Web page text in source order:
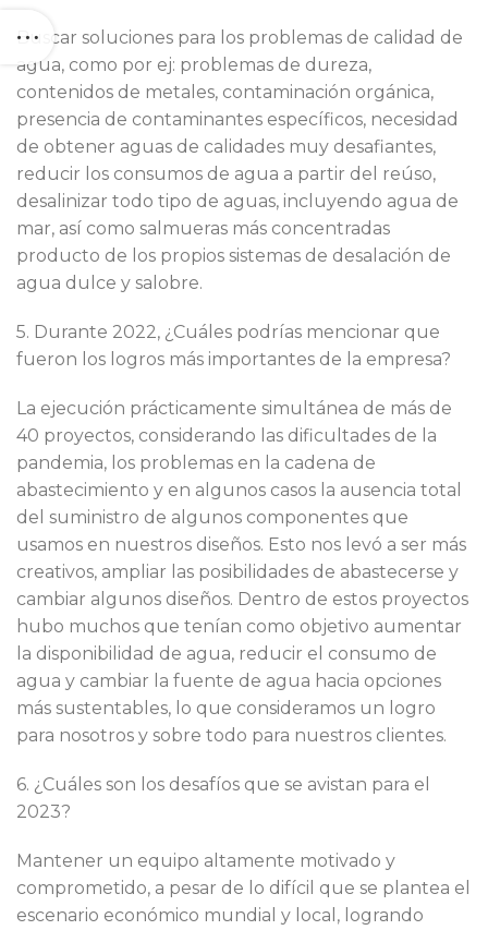
Buscar soluciones para los problemas de calidad de
agua, como por ej: problemas de dureza,
contenidos de metales, contaminación orgánica,
presencia de contaminantes específicos, necesidad
de obtener aguas de calidades muy desafiantes,
reducir los consumos de agua a partir del reúso,
desalinizar todo tipo de aguas, incluyendo agua de
mar, así como salmueras más concentradas
producto de los propios sistemas de desalación de
agua dulce y salobre.
5. Durante 2022, ¿Cuáles podrías mencionar que
fueron los logros más importantes de la empresa?
La ejecución prácticamente simultánea de más de
40 proyectos, considerando las dificultades de la
pandemia, los problemas en la cadena de
abastecimiento y en algunos casos la ausencia total
del suministro de algunos componentes que
usamos en nuestros diseños. Esto nos levó a ser más
creativos, ampliar las posibilidades de abastecerse y
cambiar algunos diseños. Dentro de estos proyectos
hubo muchos que tenían como objetivo aumentar
la disponibilidad de agua, reducir el consumo de
agua y cambiar la fuente de agua hacia opciones
más sustentables, lo que consideramos un logro
para nosotros y sobre todo para nuestros clientes.
6. ¿Cuáles son los desafíos que se avistan para el
2023?
Mantener un equipo altamente motivado y
comprometido, a pesar de lo difícil que se plantea el
escenario económico mundial y local, logrando